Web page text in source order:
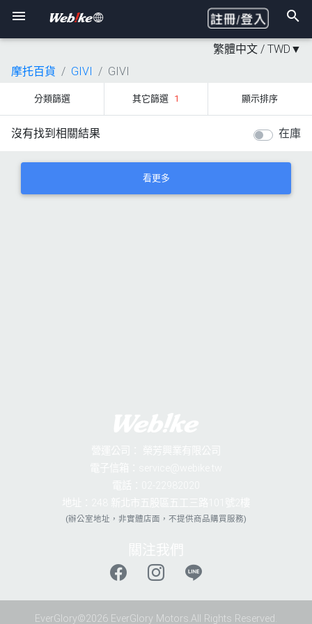
繁體中文 / TWD ▼
摩托百貨
GIVI GIVI
分類篩選 其它篩選 1 顯示排序
沒有找到相關結果 在庫
看更多
(辦公室地址，非實體店面，不提供商品購買服務)
EverGlory©2026 EverGlory Motors.All Rights Reserved.